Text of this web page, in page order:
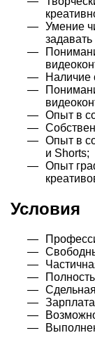
Умение
Наличие
Опыт в
Опыт в
и Shorts;
Опыт
Условия